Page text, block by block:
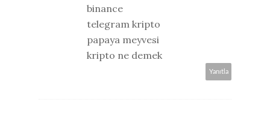
binance
telegram kripto
papaya meyvesi
kripto ne demek
Yanıtla